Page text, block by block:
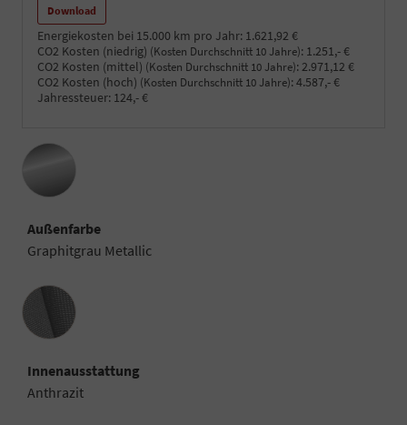
Download
Energiekosten bei 15.000 km pro Jahr: 1.621,92 €
CO2 Kosten (niedrig) (Kosten Durchschnitt 10 Jahre): 1.251,- €
CO2 Kosten (mittel) (Kosten Durchschnitt 10 Jahre): 2.971,12 €
CO2 Kosten (hoch) (Kosten Durchschnitt 10 Jahre): 4.587,- €
Jahressteuer: 124,- €
Außenfarbe
Graphitgrau Metallic
Innenausstattung
Innenausstattung
Anthrazit